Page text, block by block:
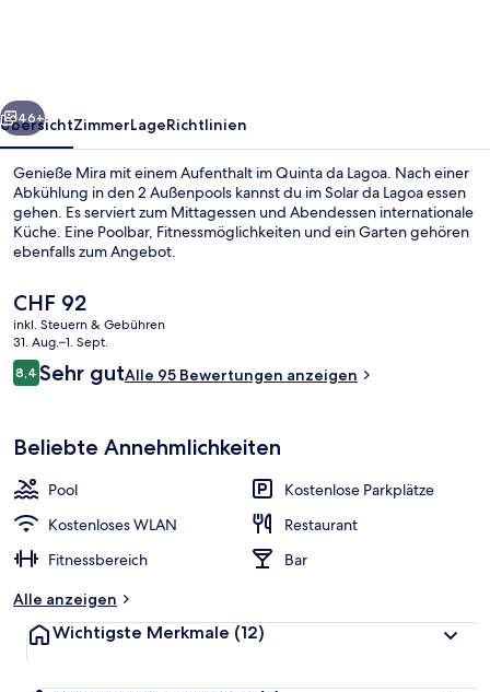
Weiter
46+
ÜbersichtZimmerLageRichtlinien
Genieße Mira mit einem Aufenthalt im Quinta da Lagoa. Nach einer
Abkühlung in den 2 Außenpools kannst du im Solar da Lagoa essen
gehen. Es serviert zum Mittagessen und Abendessen internationale
Küche. Eine Poolbar, Fitnessmöglichkeiten und ein Garten gehören
ebenfalls zum Angebot.
Der
aktuelle
Preis
beträgt
CHF 92.
CHF 92
inkl. Steuern & Gebühren
31. Aug.–1. Sept.
Bewertungen
8,48,4 von 10.
Sehr gutAlle 95 Bewertungen anzeigen
Beliebte Annehmlichkeiten
Pool
Kostenlose Parkplätze
Kostenloses WLAN
Restaurant
Fitnessbereich
Bar
Alle anzeigen
Wichtigste Merkmale (12)